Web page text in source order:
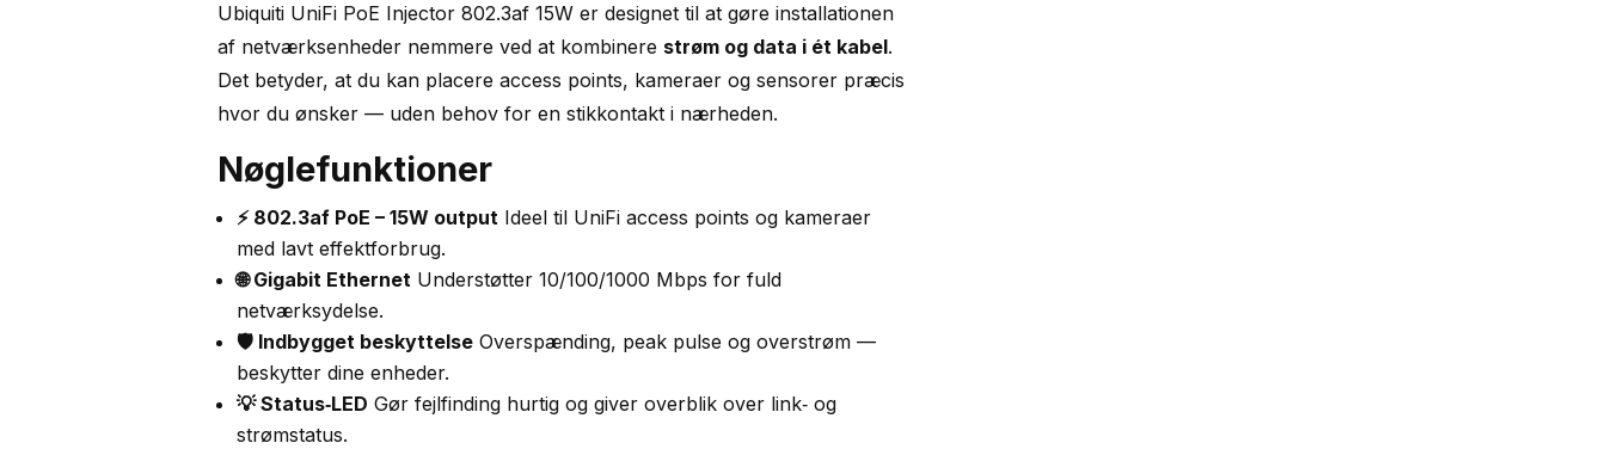
Hvid
Ubiquiti UniFi PoE Injector 802.3af 15W er designet til at gøre installationen
af netværksenheder nemmere ved at kombinere strøm og data i ét kabel.
Det betyder, at du kan placere access points, kameraer og sensorer præcis
hvor du ønsker — uden behov for en stikkontakt i nærheden.
Nøglefunktioner
⚡ 802.3af PoE – 15W output Ideel til UniFi access points og kameraer
med lavt effektforbrug.
🌐 Gigabit Ethernet Understøtter 10/100/1000 Mbps for fuld
netværksydelse.
🛡️ Indbygget beskyttelse Overspænding, peak pulse og overstrøm —
beskytter dine enheder.
💡 Status‑LED Gør fejlfinding hurtig og giver overblik over link‑ og
strømstatus.